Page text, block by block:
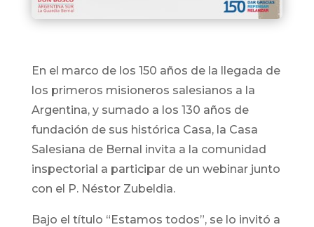
En el marco de los 150 años de la llegada de
los primeros misioneros salesianos a la
Argentina, y sumado a los 130 años de
fundación de sus histórica Casa, la Casa
Salesiana de Bernal invita a la comunidad
inspectorial a participar de un webinar junto
con el P. Néstor Zubeldia.
Bajo el título “Estamos todos”, se lo invitó a